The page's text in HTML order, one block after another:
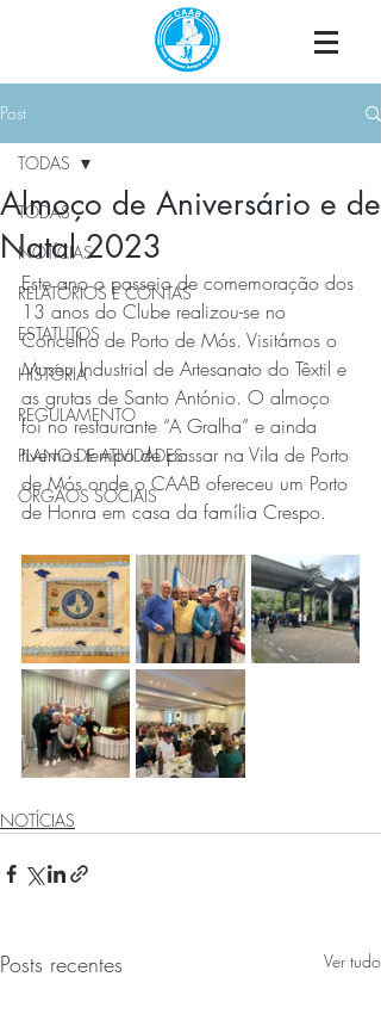
Post
TODAS
NOTÍCIAS
RELATÓRIOS E CONTAS
ESTATUTOS
HISTÓRIA
REGULAMENTO
PLANO DE ATIVIDADES
ÓRGÃOS SOCIAIS
TODAS
Almoço de Aniversário e de
Natal 2023
Este ano o passeio de comemoração dos
13 anos do Clube realizou-se no
Concelho de Porto de Mós. Visitámos o
Museu Industrial de Artesanato do Têxtil e
as grutas de Santo António. O almoço
foi no restaurante “A Gralha” e ainda
tivemos tempo de passar na Vila de Porto
de Mós onde o CAAB ofereceu um Porto
de Honra em casa da família Crespo.
NOTÍCIAS
Posts recentes Ver tudo